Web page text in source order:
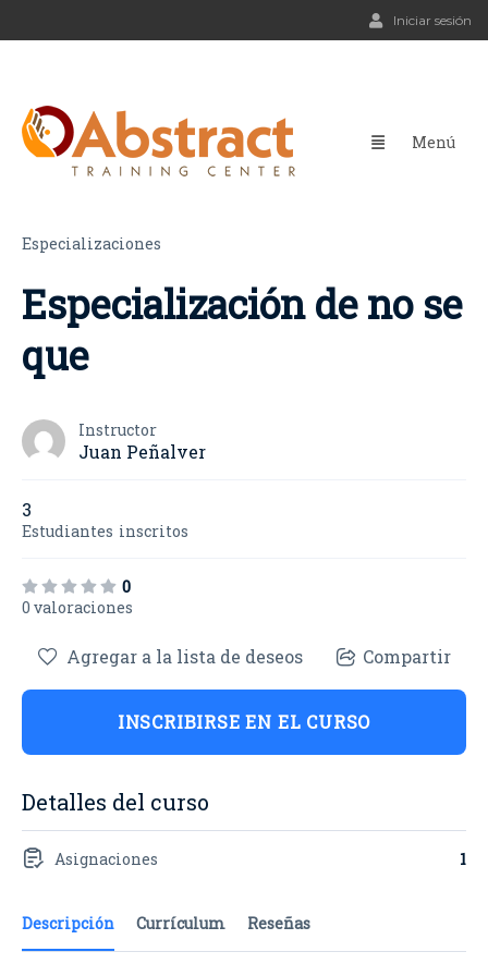
Iniciar sesión
Especializaciones
Especialización de no se
que
Instructor
Juan Peñalver
3
Estudiantes inscritos
0
0 valoraciones
Descripción Currículum Reseñas
Agregar a la lista de deseos Compartir
INSCRIBIRSE EN EL CURSO
Detalles del curso
Asignaciones 1